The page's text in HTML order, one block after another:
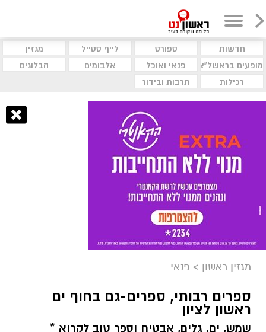
חדשות ספורט לייף סטייל
מגזין
מופעים בראשל"צ
פנאי ואוכל אלבומים
הבלוגים
רכילות
תרבות ובידור
מגזין ראשון > פנאי
ספרים רבותי, ספרים-גם בחוף ים
ראשון לציון
שמש, ים, גלים, אבטיח וספר טוב לקרוא *